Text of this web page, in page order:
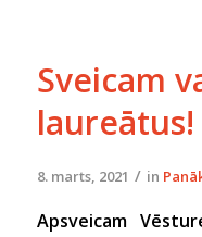
Sveicam
laureātus!
8. marts, 2021 / in
Apsveicam